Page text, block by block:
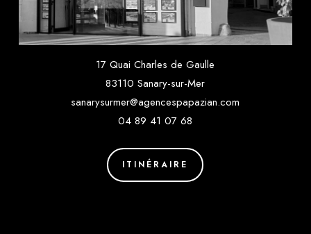
17 Quai Charles de Gaulle
83110 Sanary-sur-Mer
sanarysurmer@agencespapazian.com
04 89 41 07 68
ITINÉRAIRE